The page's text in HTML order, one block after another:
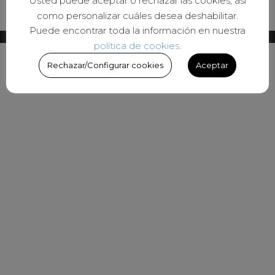
como personalizar cuáles desea deshabilitar.
Puede encontrar toda la información en nuestra
política de cookies.
Rechazar/Configurar cookies Aceptar